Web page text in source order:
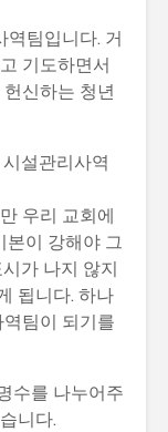
역팀입니다. 거
기도하면서
신하는 청년
설관리사역
우리 교회에
본이 강해야 그
가 나지 않지
됩니다. 하나
팀이 되기를
수를 나누어주
니다.